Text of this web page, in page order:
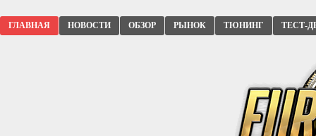
ГЛАВНАЯ НОВОСТИ ОБЗОР РЫНОК ТЮНИНГ ТЕСТ-